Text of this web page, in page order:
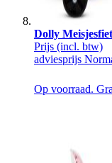
Dolly
Prijs (incl. btw)
adviesprijs
Op voorraad.